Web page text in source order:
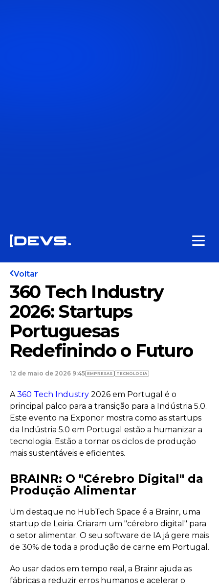
Voltar
360 Tech Industry
2026: Startups
Portuguesas
Redefinindo o Futuro
12 de maio de 2026 9:45 EMPRESAS TECNOLOGIA
A360 Tech Industry 2026 em Portugal é o
principal palco para a transição para a Indústria 5.0.
Este evento na Exponor mostra como as startups
da Indústria 5.0 em Portugal estão a humanizar a
tecnologia. Estão a tornar os ciclos de produção
mais sustentáveis e eficientes.
BRAINR: O "Cérebro Digital" da
Produção Alimentar
Um destaque no HubTech Space é a Brainr, uma
startup de Leiria. Criaram um "cérebro digital" para
o setor alimentar. O seu software de IA já gere mais
de 30% de toda a produção de carne em Portugal.
Ao usar dados em tempo real, a Brainr ajuda as
fábricas a reduzir erros humanos e acelerar o